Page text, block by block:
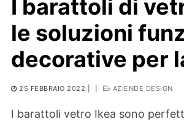
I barattoli di
le soluzioni
decorative per
25 FEBBRAIO 2022 AZIENDE DESIGN
I barattoli vetro Ikea sono